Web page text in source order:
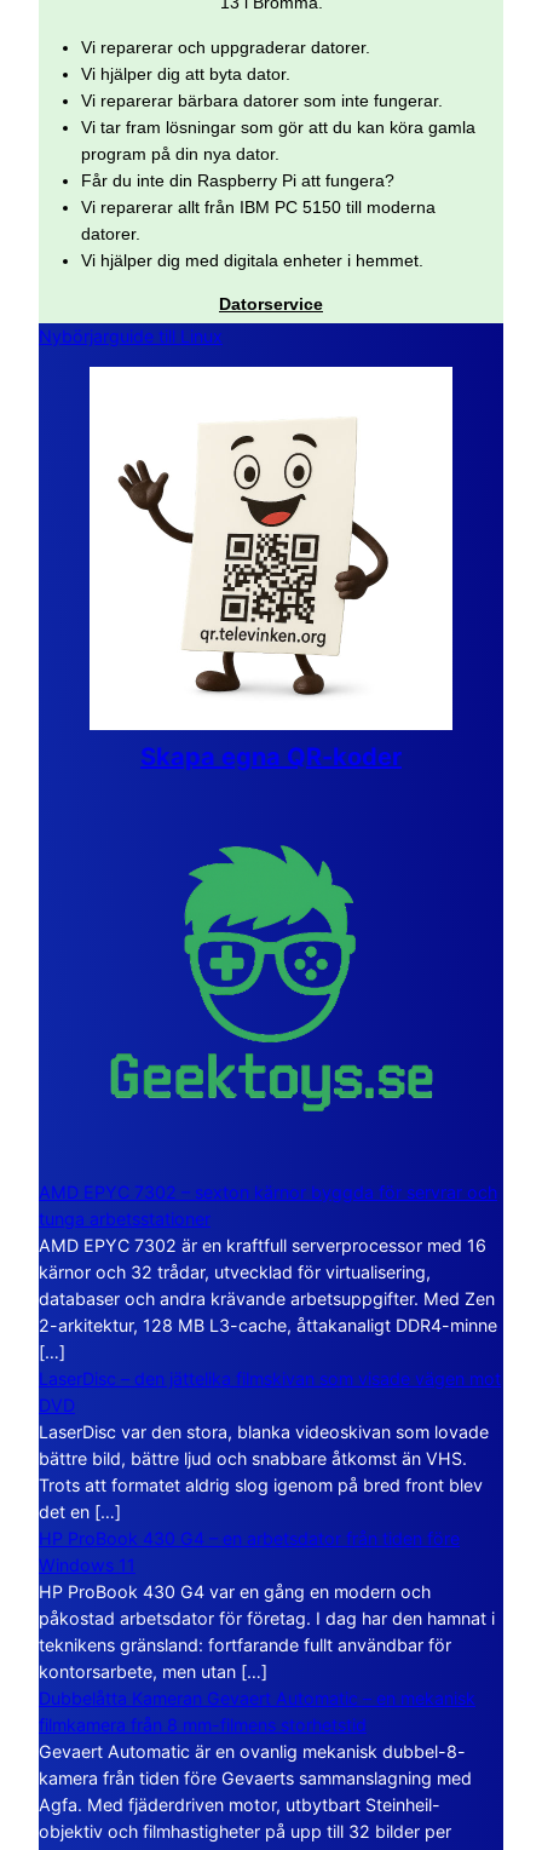
Vi reparerar och uppgraderar datorer.
Vi hjälper dig att byta dator.
Vi reparerar bärbara datorer som inte fungerar.
Vi tar fram lösningar som gör att du kan köra gamla
program på din nya dator.
Får du inte din Raspberry Pi att fungera?
Vi reparerar allt från IBM PC 5150 till moderna
datorer.
Vi hjälper dig med digitala enheter i hemmet.
Datorservice
Nybörjarguide till Linux
Skapa egna QR-koder
AMD EPYC 7302 – sexton kärnor byggda för servrar och
tunga arbetsstationer
AMD EPYC 7302 är en kraftfull serverprocessor med 16
kärnor och 32 trådar, utvecklad för virtualisering,
databaser och andra krävande arbetsuppgifter. Med Zen
2-arkitektur, 128 MB L3-cache, åttakanaligt DDR4-minne
[…]
LaserDisc – den jättelika filmskivan som visade vägen mot
DVD
LaserDisc var den stora, blanka videoskivan som lovade
bättre bild, bättre ljud och snabbare åtkomst än VHS.
Trots att formatet aldrig slog igenom på bred front blev
det en […]
HP ProBook 430 G4 – en arbetsdator från tiden före
Windows 11
HP ProBook 430 G4 var en gång en modern och
påkostad arbetsdator för företag. I dag har den hamnat i
teknikens gränsland: fortfarande fullt användbar för
kontorsarbete, men utan […]
Dubbelåtta Kameran Gevaert Automatic – en mekanisk
filmkamera från 8 mm-filmens storhetstid
Gevaert Automatic är en ovanlig mekanisk dubbel-8-
kamera från tiden före Gevaerts sammanslagning med
Agfa. Med fjäderdriven motor, utbytbart Steinheil-
objektiv och filmhastigheter på upp till 32 bilder per